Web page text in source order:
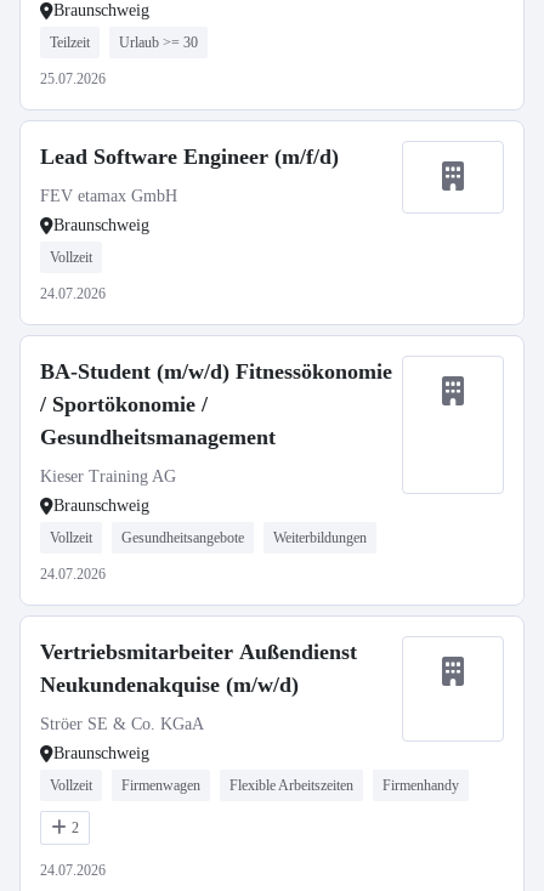
Braunschweig
Teilzeit Urlaub >= 30
25.07.2026
Lead Software Engineer (m/f/d)
FEV etamax GmbH
Braunschweig
Vollzeit
24.07.2026
BA-Student (m/w/d) Fitnessökonomie
/ Sportökonomie /
Gesundheitsmanagement
Kieser Training AG
Braunschweig
Vollzeit Gesundheitsangebote Weiterbildungen
24.07.2026
Vertriebsmitarbeiter Außendienst
Neukundenakquise (m/w/d)
Ströer SE & Co. KGaA
Braunschweig
Vollzeit Firmenwagen Flexible Arbeitszeiten Firmenhandy
2
24.07.2026